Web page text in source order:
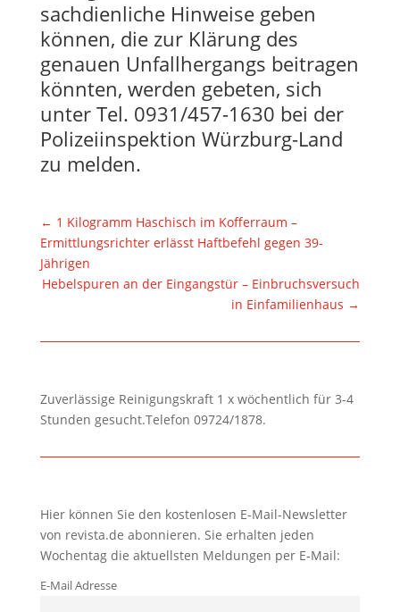
sachdienliche Hinweise geben
können, die zur Klärung des
genauen Unfallhergangs beitragen
könnten, werden gebeten, sich
unter Tel. 0931/457-1630 bei der
Polizeiinspektion Würzburg-Land
zu melden.
← 1 Kilogramm Haschisch im Kofferraum –
Ermittlungsrichter erlässt Haftbefehl gegen 39-
Jährigen
Hebelspuren an der Eingangstür – Einbruchsversuch
in Einfamilienhaus →
Zuverlässige Reinigungskraft 1 x wöchentlich für 3-4
Stunden gesucht.Telefon 09724/1878.
Hier können Sie den kostenlosen E-Mail-Newsletter
von revista.de abonnieren. Sie erhalten jeden
Wochentag die aktuellsten Meldungen per E-Mail:
E-Mail Adresse